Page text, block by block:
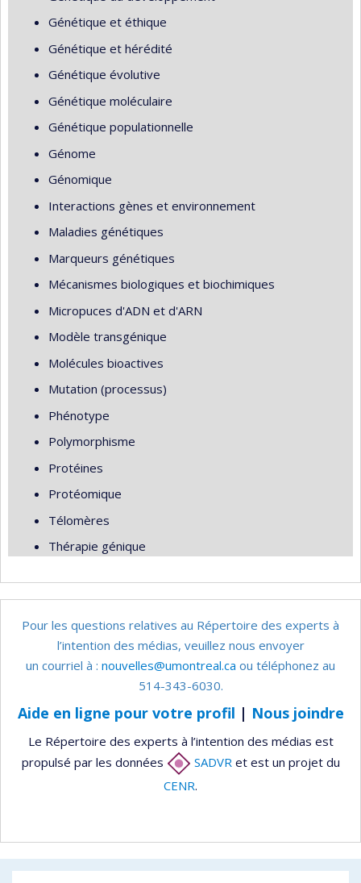
Génétique et éthique
Génétique et hérédité
Génétique évolutive
Génétique moléculaire
Génétique populationnelle
Génome
Génomique
Interactions gènes et environnement
Maladies génétiques
Marqueurs génétiques
Mécanismes biologiques et biochimiques
Micropuces d'ADN et d'ARN
Modèle transgénique
Molécules bioactives
Mutation (processus)
Phénotype
Polymorphisme
Protéines
Protéomique
Télomères
Thérapie génique
Pour les questions relatives au Répertoire des experts à
l’intention des médias, veuillez nous envoyer
un courriel à : nouvelles@umontreal.ca ou téléphonez au
514-343-6030.
Aide en ligne pour votre profil | Nous joindre
Le Répertoire des experts à l’intention des médias est
propulsé par les données
SADVR et est un projet du
CENR.